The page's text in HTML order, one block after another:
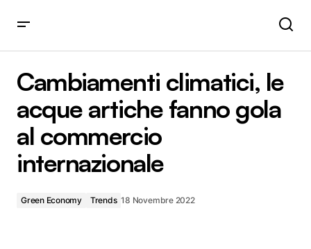
commercio internazionale
Cambiamenti climatici, le
acque artiche fanno gola
al commercio
internazionale
Green Economy Trends 18 Novembre 2022